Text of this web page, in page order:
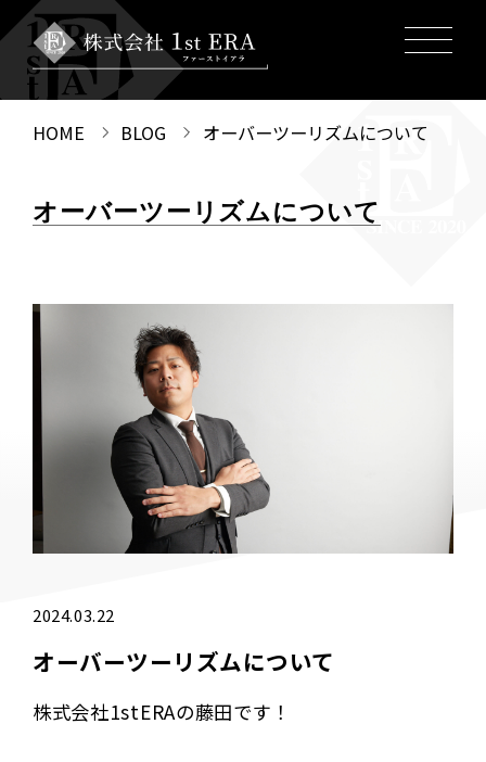
HOME BLOG オーバーツーリズムについて
オーバーツーリズムについて
2024.03.22
オーバーツーリズムについて
株式会社1stERAの藤田です！